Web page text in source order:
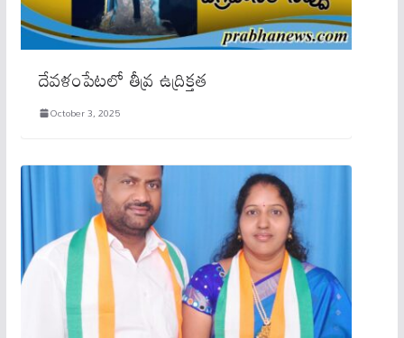
దేవళంపేటలో తీవ్ర ఉద్రిక్తత
October 3, 2025